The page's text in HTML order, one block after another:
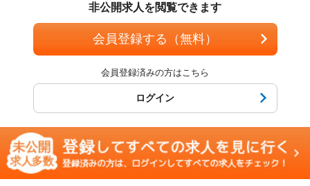
非公開求人を閲覧できます
会員登録する（無料）
会員登録済みの方はこちら
ログイン